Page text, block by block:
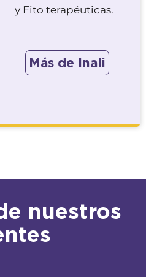
y Fito terapéuticas.
Más de Inali
nuestros